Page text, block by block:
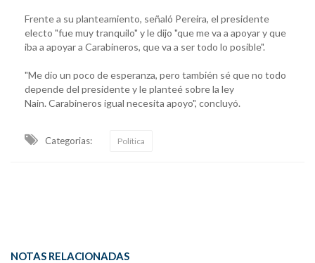
Frente a su planteamiento, señaló Pereira, el presidente
electo "fue muy tranquilo" y le dijo "que me va a apoyar y que
iba a apoyar a Carabineros, que va a ser todo lo posible".
"Me dio un poco de esperanza, pero también sé que no todo
depende del presidente y le planteé sobre la ley
Nain. Carabineros igual necesita apoyo", concluyó.
Categorias: Política
NOTAS RELACIONADAS